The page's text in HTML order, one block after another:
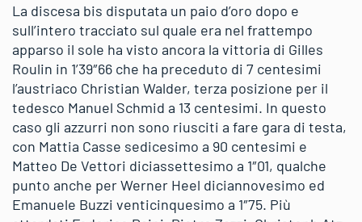
La discesa bis disputata un paio d’oro dopo e
sull’intero tracciato sul quale era nel frattempo
apparso il sole ha visto ancora la vittoria di Gilles
Roulin in 1’39″66 che ha preceduto di 7 centesimi
l’austriaco Christian Walder, terza posizione per il
tedesco Manuel Schmid a 13 centesimi. In questo
caso gli azzurri non sono riusciti a fare gara di testa,
con Mattia Casse sedicesimo a 90 centesimi e
Matteo De Vettori diciassettesimo a 1″01, qualche
punto anche per Werner Heel diciannovesimo ed
Emanuele Buzzi venticinquesimo a 1″75. Più